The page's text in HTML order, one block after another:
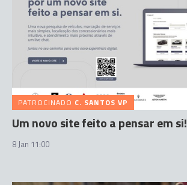
PATROCINADO C. SANTOS VP
Um novo site feito a pensar em si!
8 Jan 11:00